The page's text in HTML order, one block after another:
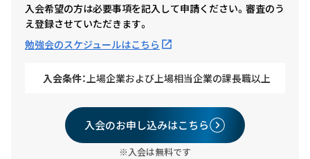
入会希望の方は必要事項を記入して申請ください。審査のう
え登録させていただきます。
勉強会のスケジュールはこちら
入会条件： 上場企業および上場相当企業の課長職以上
入会のお申し込みはこちら
※入会は無料です